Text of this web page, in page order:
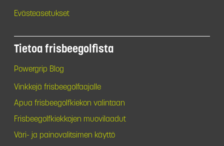
Evästeasetukset
Tietoa frisbeegolfista
Powergrip Blog
Vinkkejä frisbeegolfaajalle
Apua frisbeegolfkiekon valintaan
Frisbeegolfkiekkojen muovilaadut
Väri- ja painovalitsimen käyttö